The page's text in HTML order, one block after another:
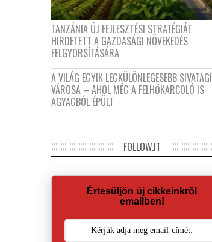
TANZÁNIA ÚJ FEJLESZTÉSI STRATÉGIÁT
HIRDETETT A GAZDASÁGI NÖVEKEDÉS
FELGYORSÍTÁSÁRA
A VILÁG EGYIK LEGKÜLÖNLEGESEBB SIVATAGI
VÁROSA – AHOL MÉG A FELHŐKARCOLÓ IS
AGYAGBÓL ÉPÜLT
FOLLOW.IT
Értesüljön új cikkeinkről
emailben!